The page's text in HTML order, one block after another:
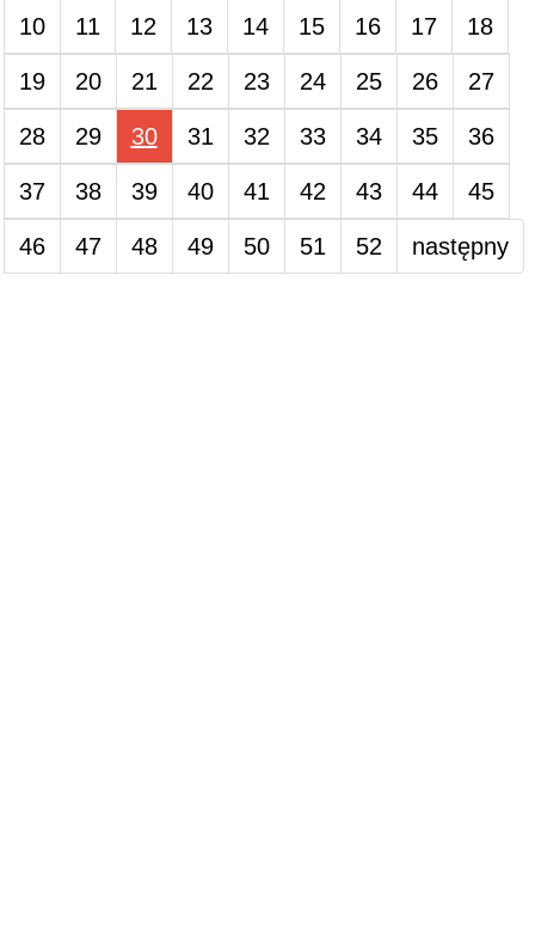
10 11 12 13 14 15 16 17 18
19 20 21 22 23 24 25 26 27
28 29 30 31 32 33 34 35 36
37 38 39 40 41 42 43 44 45
46 47 48 49 50 51 52 następny